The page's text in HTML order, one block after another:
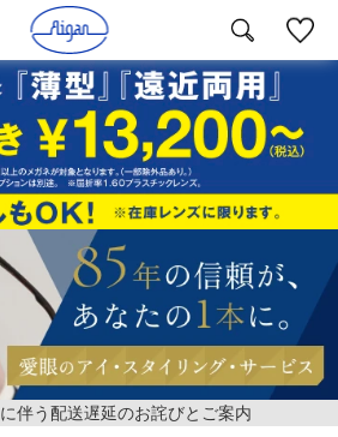
伴う配送遅延のお詫びとご案内